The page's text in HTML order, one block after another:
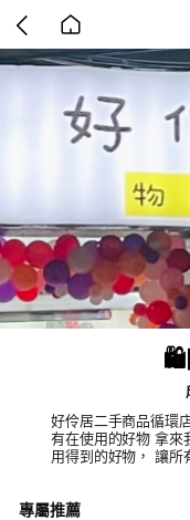
back
to
home
🛍️
好伶居二手商品循環
有在使用的好物 拿來
用得到的好物， 讓所
專屬推薦